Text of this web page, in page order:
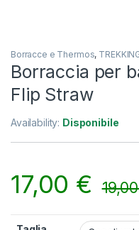
Borracce e Thermos,
Borraccia per
Flip Straw
Availability: Disponibile
17,00 €